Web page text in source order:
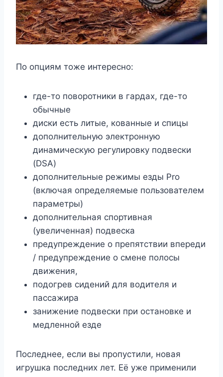
По опциям тоже интересно:
где-то поворотники в гардах, где-то
обычные
диски есть литые, кованные и спицы
дополнительную электронную
динамическую регулировку подвески
(DSA)
дополнительные режимы езды Pro
(включая определяемые пользователем
параметры)
дополнительная спортивная
(увеличенная) подвеска
предупреждение о препятствии впереди
/ предупреждение о смене полосы
движения,
подогрев сидений для водителя и
пассажира
занижение подвески при остановке и
медленной езде
Последнее, если вы пропустили, новая
игрушка последних лет. Её уже применили